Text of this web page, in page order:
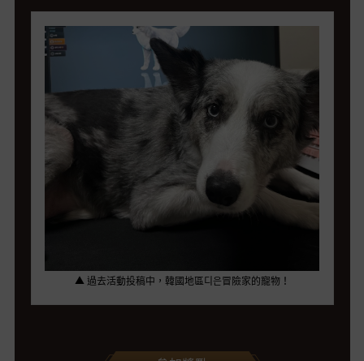
▲ 過去活動投稿中，韓國地區디은冒險家的寵物！